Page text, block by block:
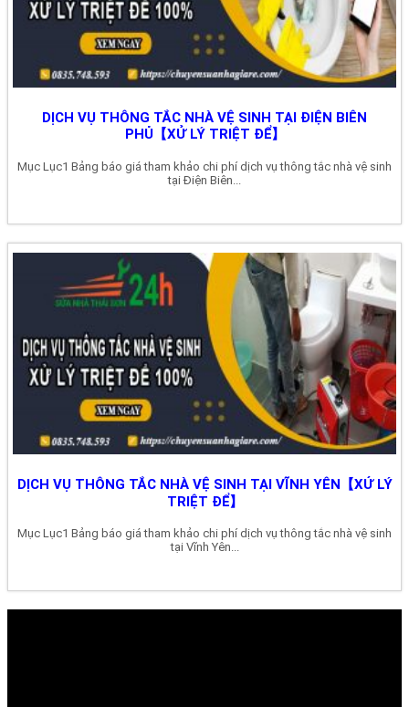
DỊCH VỤ THÔNG TẮC NHÀ VỆ SINH TẠI ĐIỆN BIÊN
PHỦ【XỬ LÝ TRIỆT ĐỂ】
Mục Lục1 Bảng báo giá tham khảo chi phí dịch vụ thông tắc nhà vệ sinh
tại Điện Biên...
DỊCH VỤ THÔNG TẮC NHÀ VỆ SINH TẠI VĨNH YÊN【XỬ LÝ
TRIỆT ĐỂ】
Mục Lục1 Bảng báo giá tham khảo chi phí dịch vụ thông tắc nhà vệ sinh
tại Vĩnh Yên...